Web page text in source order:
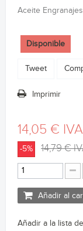
Aceite
Disponible
Tweet
Imprimir
14,05 €
-5% 14,79 €
Añadir al
Añadir a la lista